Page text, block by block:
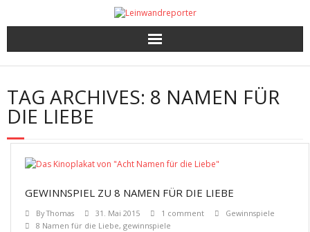
Kritiken
Filme und Serien nach Punkten
Gewinnspiele
TAG ARCHIVES: 8 NAMEN FÜR
DIE LIEBE
GEWINNSPIEL ZU 8 NAMEN FÜR DIE LIEBE
ByThomas 31. Mai 2015 1 comment
Gewinnspiele
8 Namen für die Liebe, gewinnspiele